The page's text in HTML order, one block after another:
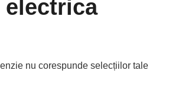
electrica
nu corespunde selecțiilor tale